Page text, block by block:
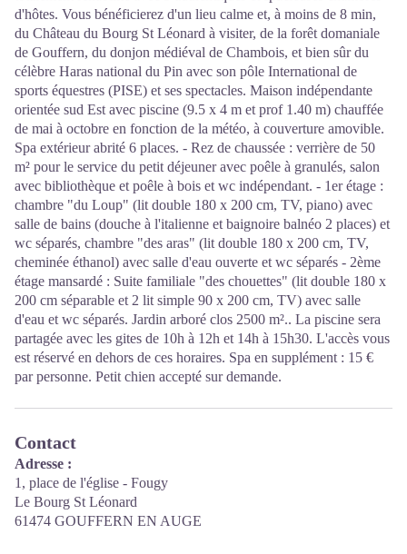
d'hôtes. Vous bénéficierez d'un lieu calme et, à moins de 8 min,
du Château du Bourg St Léonard à visiter, de la forêt domaniale
de Gouffern, du donjon médiéval de Chambois, et bien sûr du
célèbre Haras national du Pin avec son pôle International de
sports équestres (PISE) et ses spectacles. Maison indépendante
orientée sud Est avec piscine (9.5 x 4 m et prof 1.40 m) chauffée
de mai à octobre en fonction de la météo, à couverture amovible.
Spa extérieur abrité 6 places. - Rez de chaussée : verrière de 50
m² pour le service du petit déjeuner avec poêle à granulés, salon
avec bibliothèque et poêle à bois et wc indépendant. - 1er étage :
chambre "du Loup" (lit double 180 x 200 cm, TV, piano) avec
salle de bains (douche à l'italienne et baignoire balnéo 2 places) et
wc séparés, chambre "des aras" (lit double 180 x 200 cm, TV,
cheminée éthanol) avec salle d'eau ouverte et wc séparés - 2ème
étage mansardé : Suite familiale "des chouettes" (lit double 180 x
200 cm séparable et 2 lit simple 90 x 200 cm, TV) avec salle
d'eau et wc séparés. Jardin arboré clos 2500 m².. La piscine sera
partagée avec les gites de 10h à 12h et 14h à 15h30. L'accès vous
est réservé en dehors de ces horaires. Spa en supplément : 15 €
par personne. Petit chien accepté sur demande.
Contact
Adresse :
1, place de l'église - Fougy
Le Bourg St Léonard
61474 GOUFFERN EN AUGE